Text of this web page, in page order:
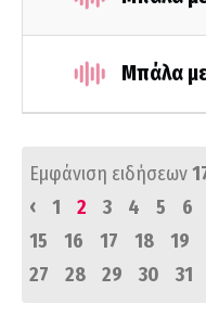
Μπάλα
Εμφάνιση ειδήσεων
‹
1 2 3 4 5 6
15
16 17 18 19
27
28 29 30 31